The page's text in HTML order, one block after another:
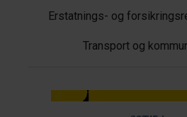
Erstatnings- og
Transport og